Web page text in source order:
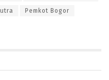
Pemkot Bogor